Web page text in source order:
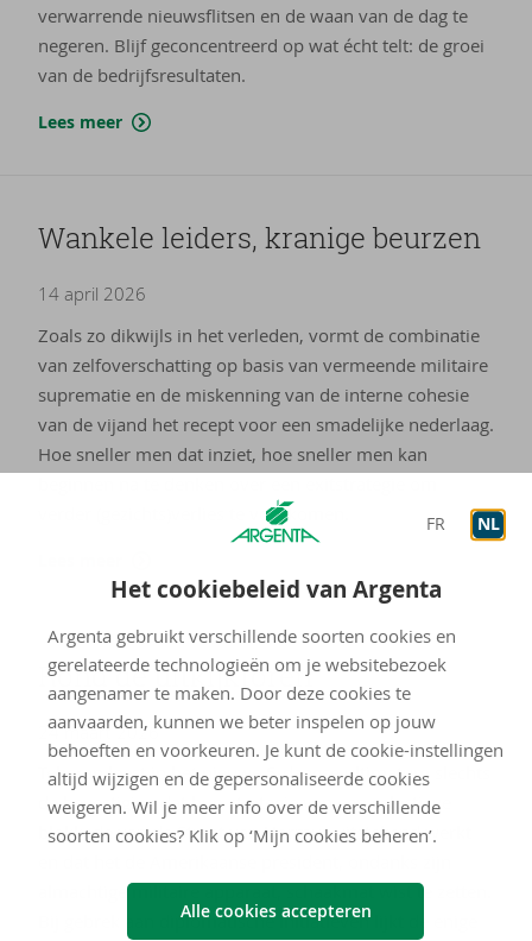
FR NL
Het cookiebeleid van Argenta
Argenta gebruikt verschillende soorten cookies en
gerelateerde technologieën om je websitebezoek
aangenamer te maken. Door deze cookies te
aanvaarden, kunnen we beter inspelen op jouw
behoeften en voorkeuren. Je kunt de cookie-instellingen
altijd wijzigen en de gepersonaliseerde cookies
weigeren. Wil je meer info over de verschillende
soorten cookies? Klik op ‘Mijn cookies beheren’.
Alle cookies accepteren
verwarrende nieuwsflitsen en de waan van de dag te
negeren. Blijf geconcentreerd op wat écht telt: de groei
van de bedrijfsresultaten.
Lees meer
Wan­ke­le lei­ders, kra­ni­ge beur­zen
14 april 2026
Zoals zo dikwijls in het verleden, vormt de combinatie
van zelfoverschatting op basis van vermeende militaire
suprematie en de miskenning van de interne cohesie
van de vijand het recept voor een smadelijke nederlaag.
Hoe sneller men dat inziet, hoe sneller men kan
verder (gezichts)verlies te voorkomen.
Rond de uit­kijk­to­ren
24 maart 2026
Teheran leest in het nieuwe 5-daagse ultimatum slechts
de bevestiging dat hun strategie van een selectieve
blokkade van de Straat van Hormuz uitstekend werkt
almachtige militaire apparaat, schaakmat wist te zetten.
Bij gebrek aan diplomatische initiatieven lijkt de enige